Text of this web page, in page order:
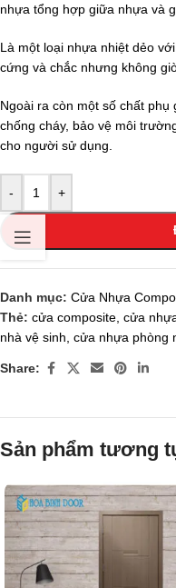
nhựa tổng hợp giữa nhựa và
Là một loại nhựa nhiệt dẻo
cứng và chắc nhưng không
Ngoài ra còn một số chất
chống cháy, bảo vệ môi
cho người sử dụng.
- +
Danh mục: Cửa Nhựa
Thẻ: cửa composite cửa
nhà vệ sinh cửa nhựa phòng
Share:
Sản phẩm tương